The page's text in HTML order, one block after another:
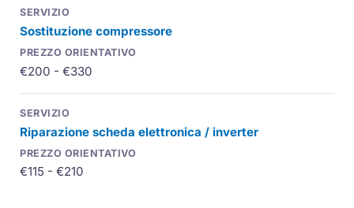
Sostituzione compressore
€200 - €330
Riparazione scheda elettronica / inverter
€115 - €210